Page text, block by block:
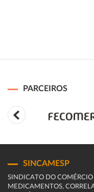
PARCEIROS
SINCAMESP
SINDICATO DO
MEDICAMENTOS,